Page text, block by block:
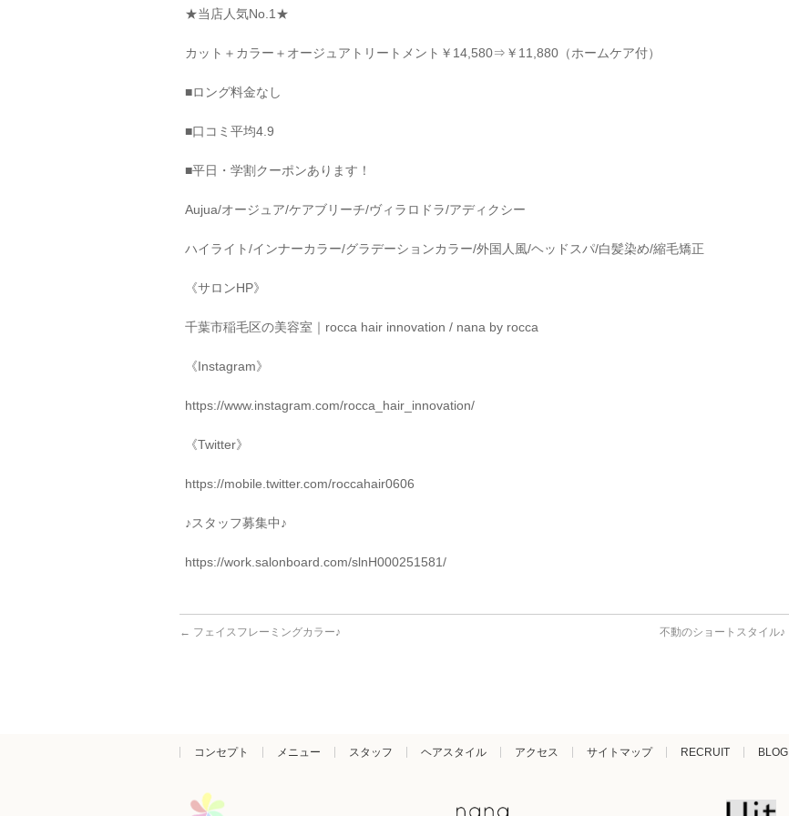
★当店人気No.1★
カット＋カラー＋オージュアトリートメント￥ 14,580⇒￥ 11,880 （ホームケア付）
■ロング料金なし
■口コミ平均4.9
■平日・学割クーポンあります！
Aujua/オージュア/ケアブリーチ/ヴィラロドラ/アディクシー
ハイライト/インナーカラー/グラデーションカラー/外国人風/ヘッドスパ/白髪染め/縮毛矯正
《サロンHP》
千葉市稲毛区の美容室｜ rocca hair innovation / nana by rocca
《Instagram》
https://www.instagram.com/rocca_hair_innovation/
《Twitter》
https://mobile.twitter.com/roccahair0606
♪スタッフ募集中♪
https://work.salonboard.com/slnH000251581/
← フェイスフレーミングカラー♪ 不動のショートスタイル♪
コンセプト メニュー スタッフ ヘアスタイル アクセス サイトマップ RECRUIT BLOG